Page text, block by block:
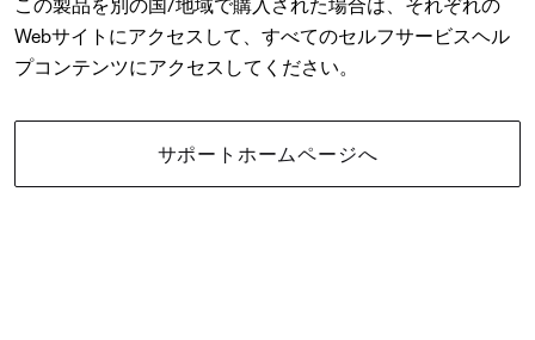
この製品を別の国/地域で購入された場合は、それぞれの
Webサイトにアクセスして、すべてのセルフサービスヘル
プコンテンツにアクセスしてください。
サポートホームページへ